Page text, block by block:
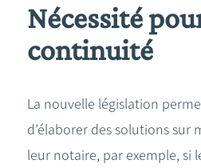
Nécessité
continuité
La nouvelle législation
d’élaborer des solutions sur
leur notaire, par exemple, si